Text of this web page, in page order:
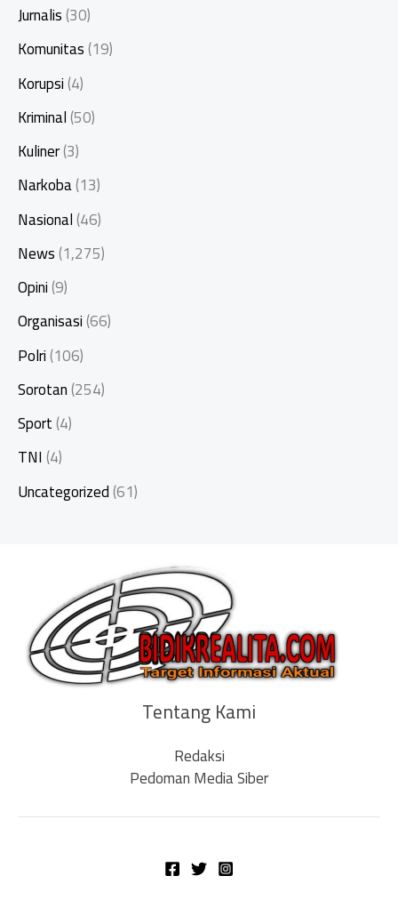
Jurnalis(30)
Komunitas(19)
Korupsi(4)
Kriminal(50)
Kuliner(3)
Narkoba(13)
Nasional(46)
News(1,275)
Opini(9)
Organisasi(66)
Polri(106)
Sorotan(254)
Sport(4)
TNI(4)
Uncategorized(61)
Tentang Kami
Redaksi
Pedoman Media Siber